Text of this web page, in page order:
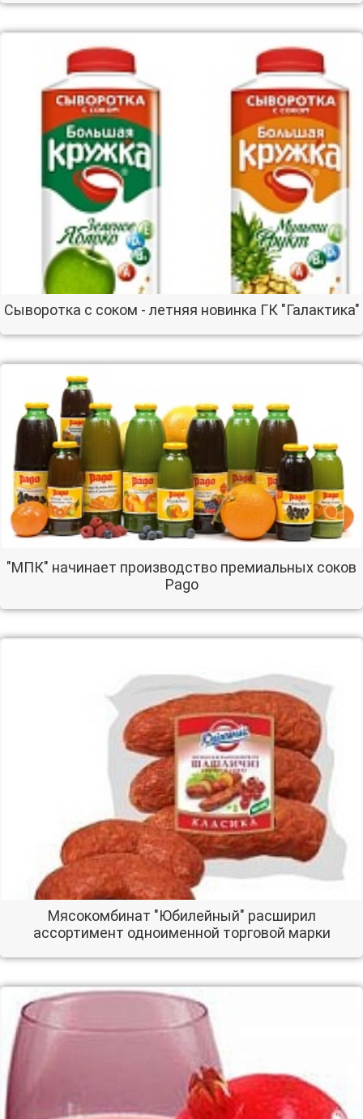
Сыворотка с соком - летняя новинка ГК "Галактика"
"МПК" начинает производство премиальных соков
Pago
Мясокомбинат "Юбилейный" расширил
ассортимент одноименной торговой марки